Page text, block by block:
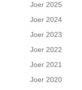
Joer 2025
Joer 2024
Joer 2023
Joer 2022
Joer 2021
Joer 2020